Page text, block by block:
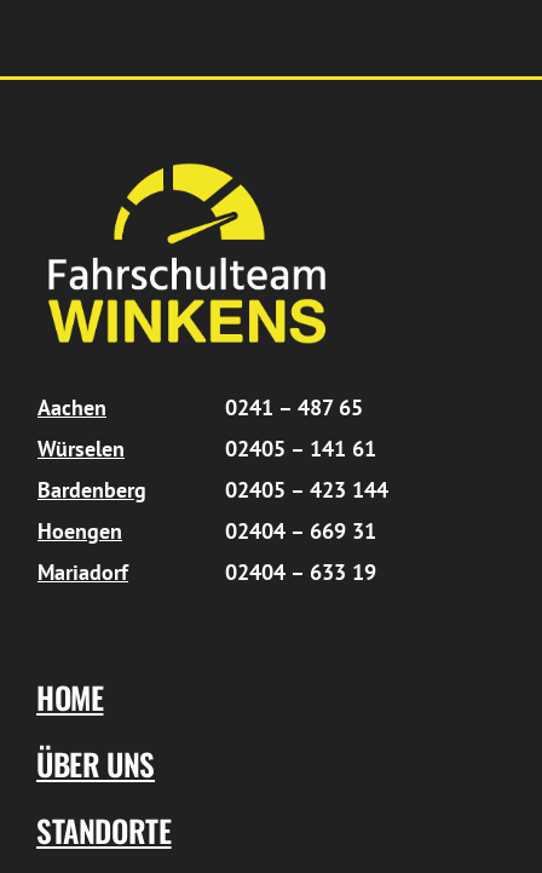
Aachen
0241 – 487 65
Würselen
02405 – 141 61
Bardenberg
02405 – 423 144
Hoengen
02404 – 669 31
Mariadorf
02404 – 633 19
HOME
ÜBER UNS
STANDORTE